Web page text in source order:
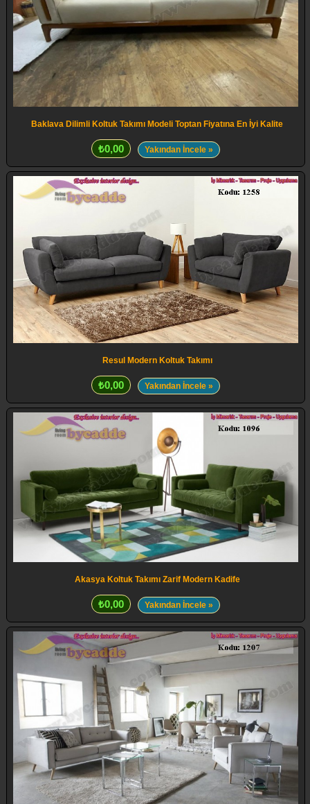
Baklava Dilimli Koltuk Takımı Modeli Toptan Fiyatına En İyi Kalite
₺0,00 Yakından İncele »
Resul Modern Koltuk Takımı
₺0,00 Yakından İncele »
Akasya Koltuk Takımı Zarif Modern Kadife
₺0,00 Yakından İncele »